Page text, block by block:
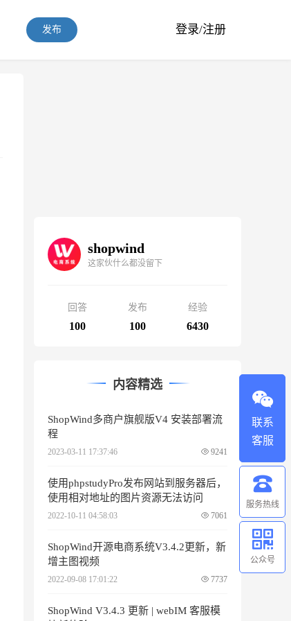
发布 登录/注册
shopwind
这家伙什么都没留下
回答
100
发布
100
经验
6430
内容精选
ShopWind多商户旗舰版V4 安装部署流
程
2023-03-11 17:37:46 9241
使用phpstudyPro发布网站到服务器后，
使用相对地址的图片资源无法访问
2022-10-11 04:58:03 7061
ShopWind开源电商系统V3.4.2更新，新
增主图视频
2022-09-08 17:01:22 7737
ShopWind V3.4.3 更新 | webIM 客服模
联系
客服
服务热线
公众号